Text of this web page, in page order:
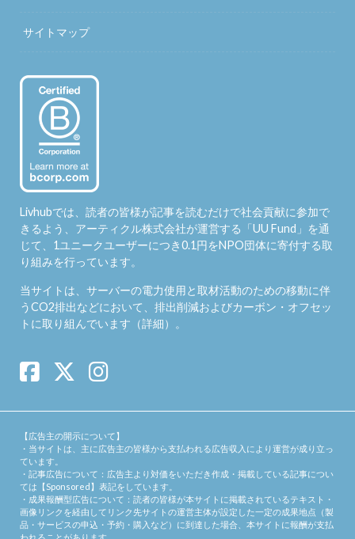
サイトマップ
Livhubでは、読者の皆様が記事を読むだけで社会貢献に参加で
きるよう、アーティクル株式会社が運営する「UU Fund 」を通
じて、1ユニークユーザーにつき0.1円をNPO団体に寄付する取
り組みを行っています。
当サイトは、サーバーの電力使用と取材活動のための移動に伴
うCO2排出などにおいて、排出削減およびカーボン・オフセッ
トに取り組んでいます（詳細）。
【広告主の開示について】
・当サイトは、主に広告主の皆様から支払われる広告収入により運営が成り立っ
ています。
・記事広告について：広告主より対価をいただき作成・掲載している記事につい
ては【Sponsored】表記をしています。
・成果報酬型広告について：読者の皆様が本サイトに掲載されているテキスト・
画像リンクを経由してリンク先サイトの運営主体が設定した一定の成果地点（製
品・サービスの申込・予約・購入など）に到達した場合、本サイトに報酬が支払
われることがあります。